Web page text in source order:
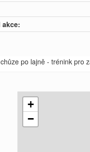
akce:
po lajně - trénink pro
+
−